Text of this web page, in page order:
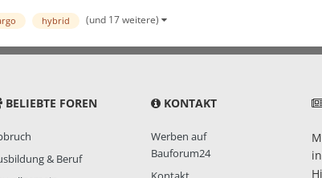
hybrid (und 17 weitere)
BELIEBTE FOREN
& Beruf
KONTAKT
Werben auf
Bauforum24